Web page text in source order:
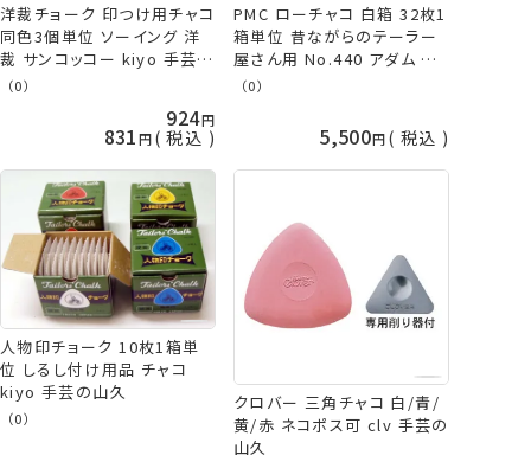
洋裁チョーク 印つけ用チャコ
同色3個単位 ソーイング 洋
裁 サンコッコー kiyo 手芸の
山久
（0）
924
831 税込
PMC ローチャコ 白箱 32枚1
箱単位 昔ながらのテーラー
屋さん用 No.440 アダム 手
芸の山久
（0）
5,500 税込
人物印チョーク 10枚1箱単
位 しるし付け用品 チャコ
kiyo 手芸の山久
（0）
クロバー 三角チャコ 白/青/
黄/赤 ネコポス可 clv 手芸の
山久